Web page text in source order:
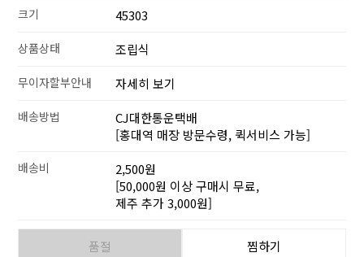
크기 45303
상품상태 조립식
무이자할부안내 자세히 보기
배송방법
CJ대한통운택배
[홍대역 매장 방문수령, 퀵서비스 가능]
배송비
2,500원
[50,000원 이상 구매시 무료,
제주 추가 3,000원]
품절 찜하기